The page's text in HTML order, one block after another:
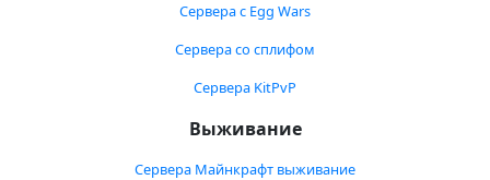
Сервера с Egg Wars
Сервера со сплифом
Сервера KitPvP
Выживание
Сервера Майнкрафт выживание